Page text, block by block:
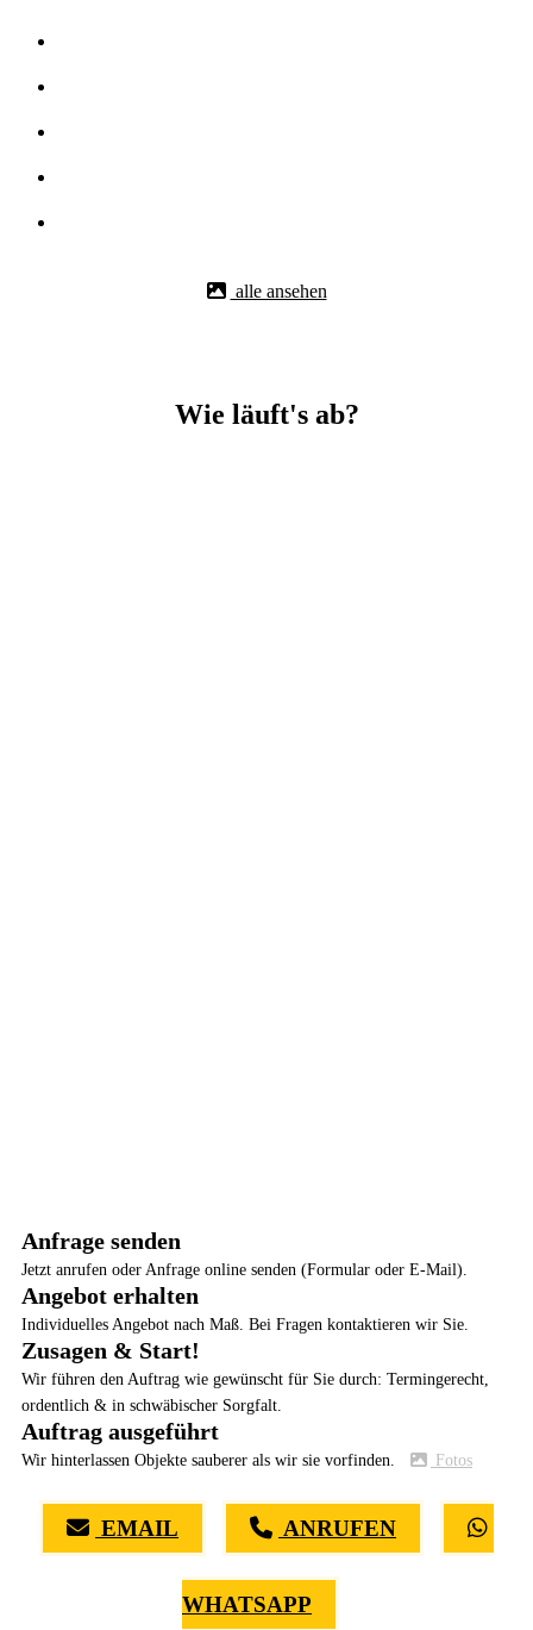
alle ansehen
Wie läuft's ab?
Anfrage senden
Jetzt anrufen oder Anfrage online senden (Formular oder E-Mail).
Angebot erhalten
Individuelles Angebot nach Maß. Bei Fragen kontaktieren wir Sie.
Zusagen & Start!
Wir führen den Auftrag wie gewünscht für Sie durch: Termingerecht,
ordentlich & in schwäbischer Sorgfalt.
Auftrag ausgeführt
Wir hinterlassen Objekte sauberer als wir sie vorfinden. Fotos
EMAIL ANRUFEN
WHATSAPP